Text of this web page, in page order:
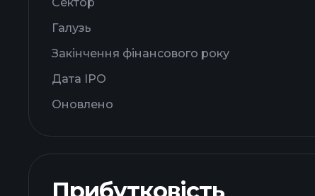
Галузь
Закінчення фінансового року
Дата IPO
Оновлено